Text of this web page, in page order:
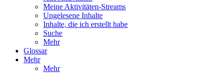
Meine Aktivitäten-Streams
Ungelesene Inhalte
Inhalte, die ich erstellt habe
Suche
Mehr
Glossar
Mehr
Mehr